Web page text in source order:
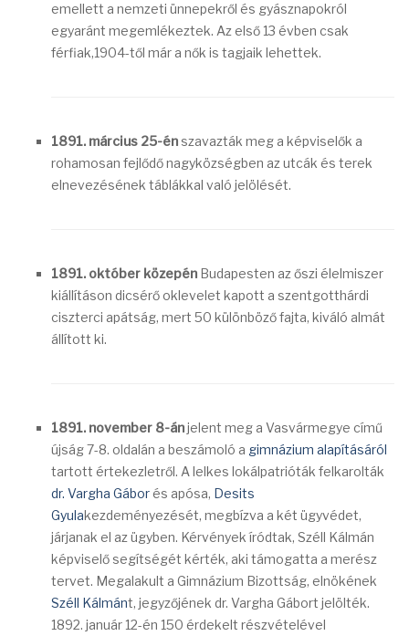
emellett a nemzeti ünnepekről és gyásznapokról
egyaránt megemlékeztek. Az első 13 évben csak
férfiak,1904-től már a nők is tagjaik lehettek.
1891. március 25-én szavazták meg a képviselők a
rohamosan fejlődő nagyközségben az utcák és terek
elnevezésének táblákkal való jelölését.
1891. október közepén Budapesten az őszi élelmiszer
kiállításon dicsérő oklevelet kapott a szentgotthárdi
ciszterci apátság, mert 50 különböző fajta, kiváló almát
állított ki.
1891. november 8-ánjelent meg a Vasvármegye című
újság 7-8. oldalán a beszámoló a gimnázium alapításáról
tartott értekezletről. A lelkes lokálpatrióták felkarolták
dr. Vargha Gábor és apósa, Desits
Gyulakezdeményezését, megbízva a két ügyvédet,
járjanak el az ügyben. Kérvények íródtak, Széll Kálmán
képviselő segítségét kérték, aki támogatta a merész
tervet. Megalakult a Gimnázium Bizottság, elnökének
Széll Kálmánt, jegyzőjének dr. Vargha Gábort jelölték.
1892. január 12-én 150 érdekelt részvételével